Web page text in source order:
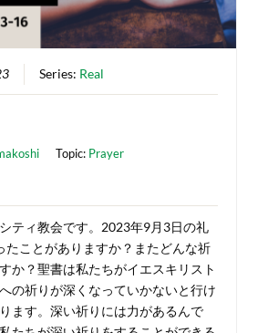
Series: Real
Topic: Prayer
ティ教会です。2023年9月3日の礼
たことがありますか？またどんな祈
か？聖書は私たちがイエスキリスト
の祈りが深くなっていかないと行け
ます。深い祈りには力があるんで